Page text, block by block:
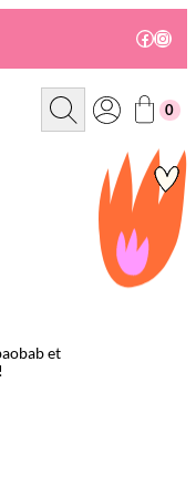
R
c
0
et